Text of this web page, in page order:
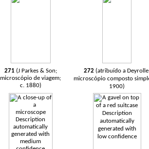
271(J Parkes & Son;
microscópio de viagem;
c. 1880)
272 (atribuído a
microscópio composto
1900)